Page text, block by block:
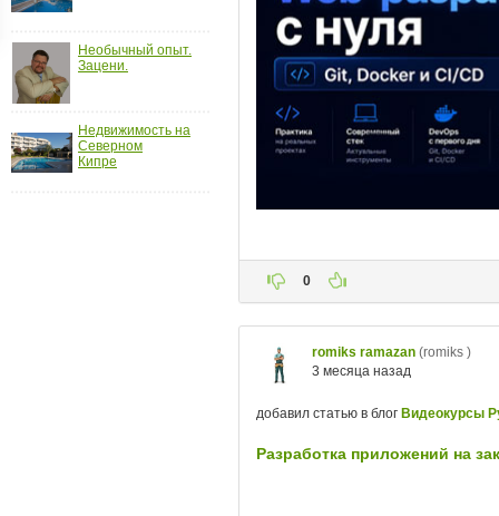
Необычный опыт.
Зацени.
Недвижимость на
Северном
Кипре